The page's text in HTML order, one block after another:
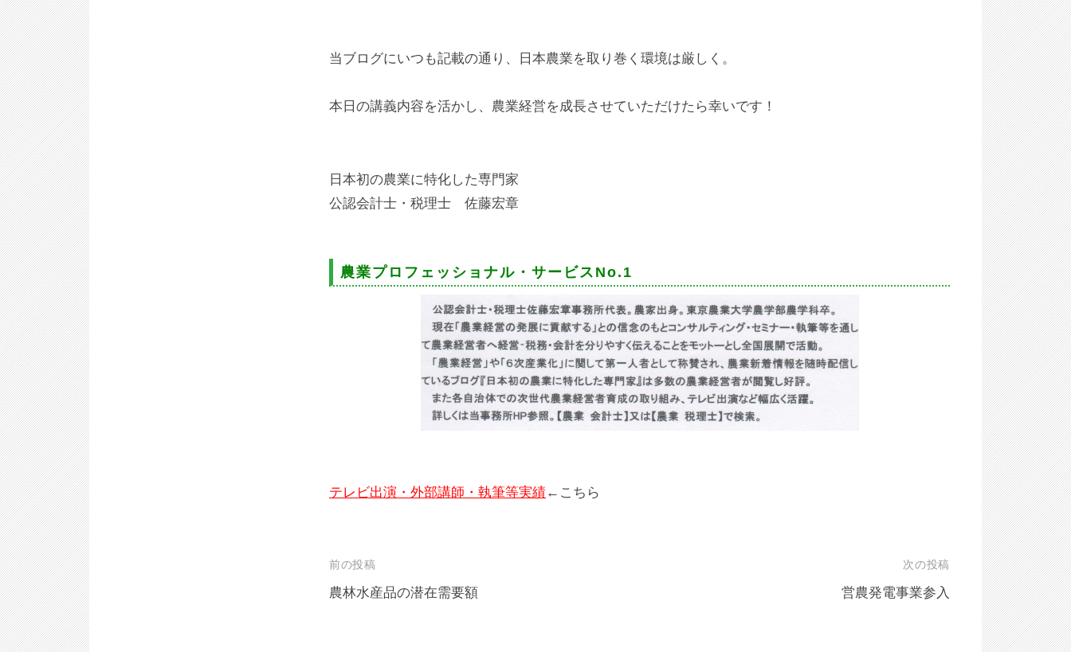
当ブログにいつも記載の通り、日本農業を取り巻く環境は厳しく。
本日の講義内容を活かし、農業経営を成長させていただけたら幸いです！
日本初の農業に特化した専門家
公認会計士・税理士 佐藤宏章
農業プロフェッショナル・サービスNo.1
テレビ出演・外部講師・執筆等実績←こちら
投
稿
前の投稿
農林水産品の潜在需要額
次の投稿
営農発電事業参入